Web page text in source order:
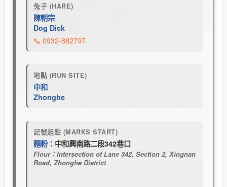
兔子 (HARE)
陳朝宗
Dog Dick
📞 0932-882797
地點 (RUN SITE)
中和
Zhonghe
記號起點 (MARKS START)
麵粉： 中和興南路二段342巷口
Flour：Intersection of Lane 342, Section 2, Xingnan
Road, Zhonghe District